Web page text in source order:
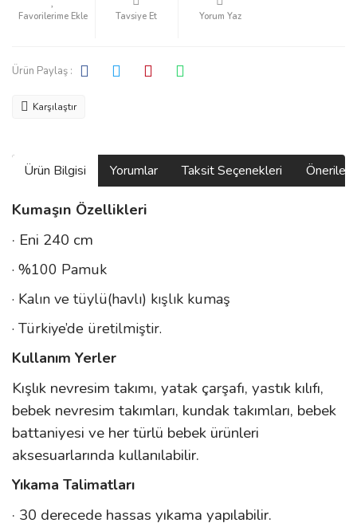
Tavsiye Et Yorum Yaz
Ürün Paylaş :
Karşılaştır
Ürün Bilgisi Yorumlar Taksit Seçenekleri
Kumaşın Özellikleri
· Eni 240 cm
· %100 Pamuk
· Kalın ve tüylü(havlı) kışlık kumaş
· Türkiye’de üretilmiştir.
Kullanım Yerler
Kışlık nevresim takımı, yatak çarşafı, yastık kılıfı,
bebek nevresim takımları, kundak takımları, bebek
battaniyesi ve her türlü bebek ürünleri
aksesuarlarında kullanılabilir.
Yıkama Talimatları
· 30 derecede hassas yıkama yapılabilir.